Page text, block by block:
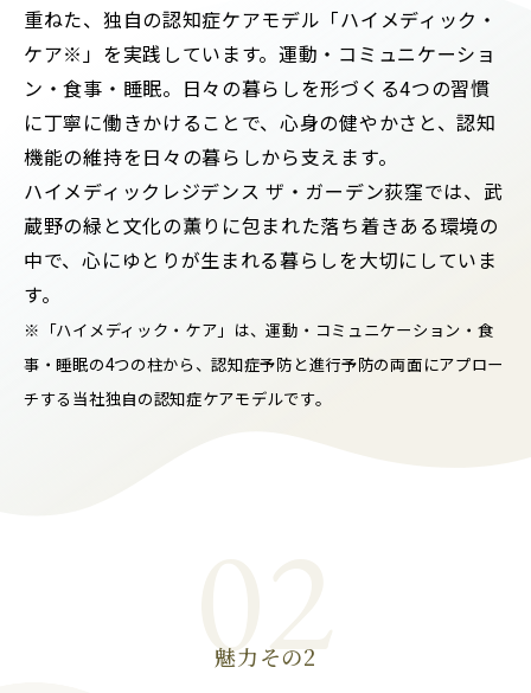
重ねた、独自の認知症ケアモデル「ハイメディック・
ケア※」を実践しています。運動・コミュニケーショ
ン・食事・睡眠。日々の暮らしを形づくる4つの習慣
に丁寧に働きかけることで、心身の健やかさと、認知
機能の維持を日々の暮らしから支えます。
ハイメディックレジデンス ザ・ガーデン荻窪では、武
蔵野の緑と文化の薫りに包まれた落ち着きある環境の
中で、心にゆとりが生まれる暮らしを大切にしていま
す。
※「ハイメディック・ケア」は、運動・コミュニケーション・食
事・睡眠の4つの柱から、認知症予防と進行予防の両面にアプロー
チする当社独自の認知症ケアモデルです。
02
魅力その2